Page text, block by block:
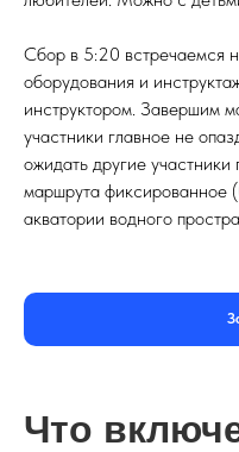
Сбор в 5:20 встречаемся
оборудования и
инструктором. Завершим
участники главное не
ожидать другие
маршрута фиксированное
акватории водного
Что